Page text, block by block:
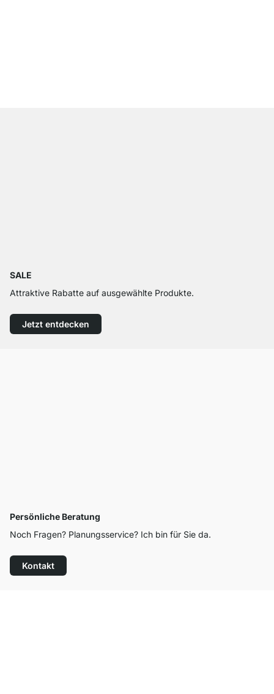
SALE
Attraktive Rabatte auf ausgewählte Produkte.
Jetzt entdecken
Persönliche Beratung
Noch Fragen? Planungsservice? Ich bin für Sie da.
Kontakt